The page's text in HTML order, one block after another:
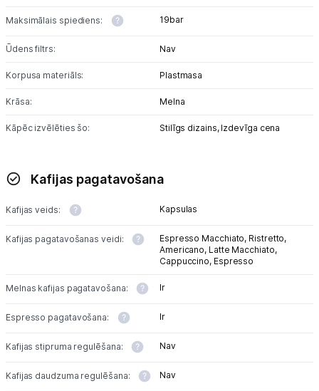
Maksimālais spiediens: 19bar
Ūdens filtrs: Nav
Korpusa materiāls: Plastmasa
Krāsa: Melna
Kāpēc izvēlēties šo: Stilīgs dizains, Izdevīga cena
Kafijas pagatavošana
Kafijas veids: Kapsulas
Kafijas pagatavošanas veidi: Espresso Macchiato, Ristretto,
Americano, Latte Macchiato,
Cappuccino, Espresso
Melnas kafijas pagatavošana: Ir
Espresso pagatavošana: Ir
Kafijas stipruma regulēšana: Nav
Kafijas daudzuma regulēšana: Nav